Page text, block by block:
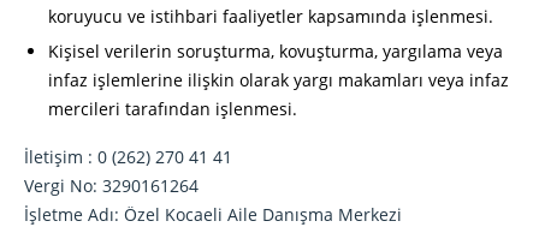
koruyucu ve istihbari faaliyetler kapsamında işlenmesi.
Kişisel verilerin soruşturma, kovuşturma, yargılama veya
infaz işlemlerine ilişkin olarak yargı makamları veya infaz
mercileri tarafından işlenmesi.
İletişim : 0 (262) 270 41 41
Vergi No: 3290161264
İşletme Adı: Özel Kocaeli Aile Danışma Merkezi